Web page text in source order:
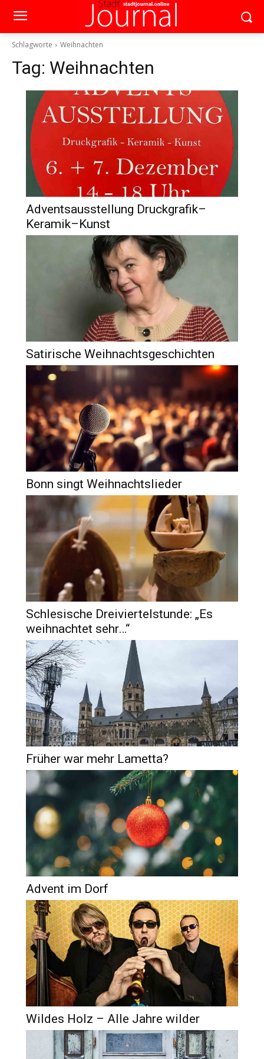
Schlagworte Weihnachten
Tag: Weihnachten
Adventsausstellung Druckgrafik–
Keramik–Kunst
Satirische Weihnachtsgeschichten
Bonn singt Weihnachtslieder
Schlesische Dreiviertelstunde: „Es
weihnachtet sehr…“
Früher war mehr Lametta?
Advent im Dorf
Wildes Holz – Alle Jahre wilder